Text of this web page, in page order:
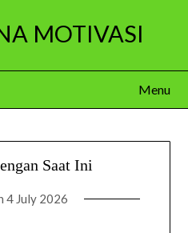
MOTIVASI
Menu
Saat Ini
4 July 2026